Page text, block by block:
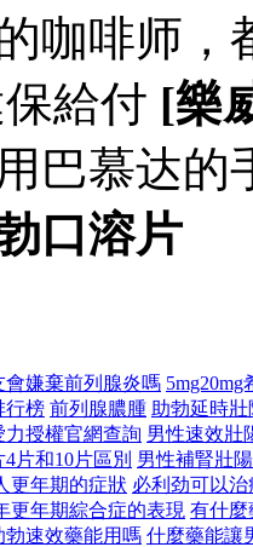
咖啡师
給付 [樂
巴慕达的
口溶片
會嫌棄前列腺炎嗎
行榜 前列腺膿腫 助勃延時
力授權官網查詢 男性速效壯
片和10片區別 男性補腎壯
更年期的症狀 必利劲可以
更年期綜合症的表現 有什麼
勃速效藥能用嗎 什麼藥能讓